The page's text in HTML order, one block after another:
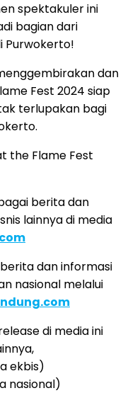
spektakuler ini
bagian dari
Purwokerto!
dan
Fest 2024 siap
terlupakan bagi
the Flame Fest
berita dan
lainnya di media
dan informasi
nasional melalui
di media ini
ekbis)
nasional)